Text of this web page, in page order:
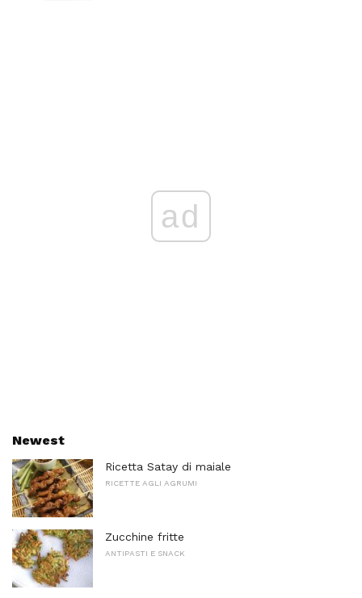
ad
Newest
Ricetta Satay di maiale
RICETTE AGLI AGRUMI
Zucchine fritte
ANTIPASTI E SNACK